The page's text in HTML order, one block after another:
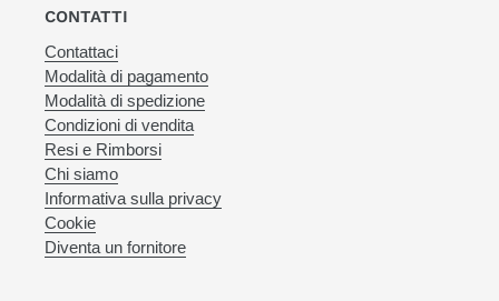
CONTATTI
Contattaci
Modalità di pagamento
Modalità di spedizione
Condizioni di vendita
Resi e Rimborsi
Chi siamo
Informativa sulla privacy
Cookie
Diventa un fornitore